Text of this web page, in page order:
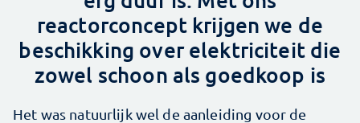
reactorconcept krijgen we de
beschikking over elektriciteit die
zowel schoon als goedkoop is
Het was natuurlijk wel de aanleiding voor de